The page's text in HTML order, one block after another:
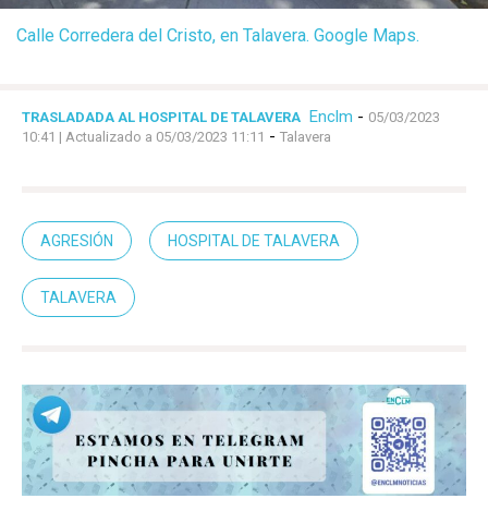
Calle Corredera del Cristo, en Talavera. Google Maps.
TRASLADADA AL HOSPITAL DE TALAVERA Enclm - 05/03/2023
10:41 | Actualizado a 05/03/2023 11:11 - Talavera
AGRESIÓN HOSPITAL DE TALAVERA
TALAVERA